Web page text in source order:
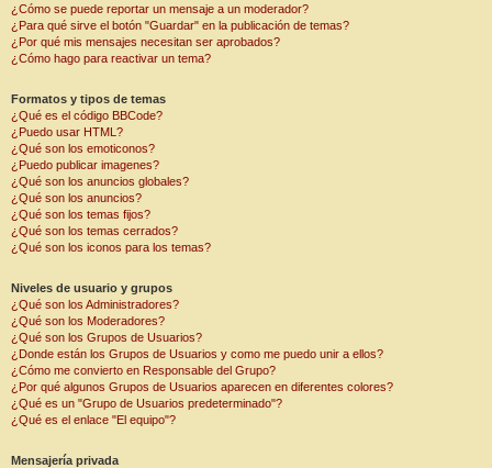
¿Cómo se puede reportar un mensaje a un moderador?
¿Para qué sirve el botón "Guardar" en la publicación de temas?
¿Por qué mis mensajes necesitan ser aprobados?
¿Cómo hago para reactivar un tema?
Formatos y tipos de temas
¿Qué es el código BBCode?
¿Puedo usar HTML?
¿Qué son los emoticonos?
¿Puedo publicar imagenes?
¿Qué son los anuncios globales?
¿Qué son los anuncios?
¿Qué son los temas fijos?
¿Qué son los temas cerrados?
¿Qué son los iconos para los temas?
Niveles de usuario y grupos
¿Qué son los Administradores?
¿Qué son los Moderadores?
¿Qué son los Grupos de Usuarios?
¿Donde están los Grupos de Usuarios y como me puedo unir a ellos?
¿Cómo me convierto en Responsable del Grupo?
¿Por qué algunos Grupos de Usuarios aparecen en diferentes colores?
¿Qué es un "Grupo de Usuarios predeterminado"?
¿Qué es el enlace "El equipo"?
Mensajería privada